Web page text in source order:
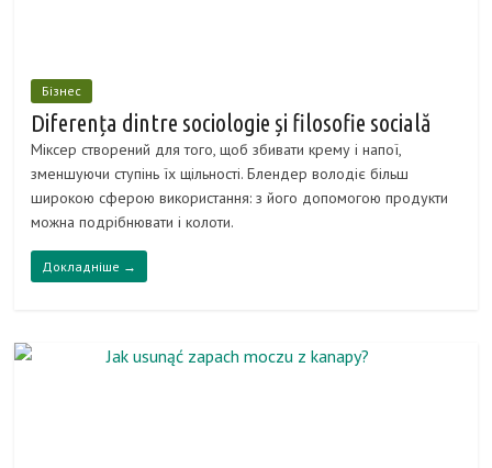
Бізнес
Diferența dintre sociologie și filosofie socială
Міксер створений для того, щоб збивати крему і напої,
зменшуючи ступінь їх щільності. Блендер володіє більш
широкою сферою використання: з його допомогою продукти
можна подрібнювати і колоти.
Докладніше →